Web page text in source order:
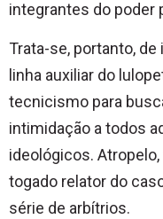
integrantes do poder
Trata-se, portanto,
linha auxiliar do
tecnicismo para
intimidação a todos
ideológicos.
togado relator do
série de arbítrios.